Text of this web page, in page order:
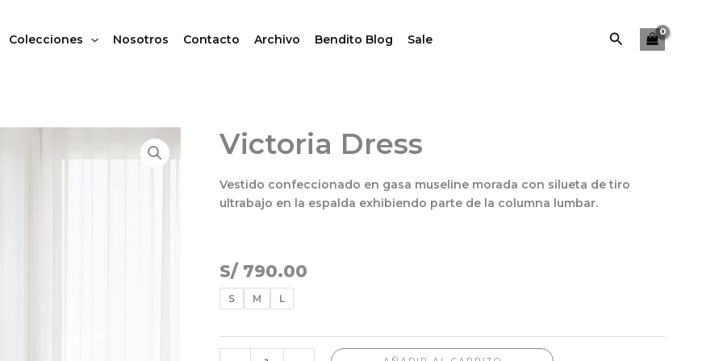
Colecciones Nosotros Contacto Archivo Bendito Blog Sale Buscar
Victoria Dress
Vestido confeccionado en gasa museline morada con silueta de tiro
ultrabajo en la espalda exhibiendo parte de la columna lumbar.
S/ 790.00
S M L
Victoria
Dress